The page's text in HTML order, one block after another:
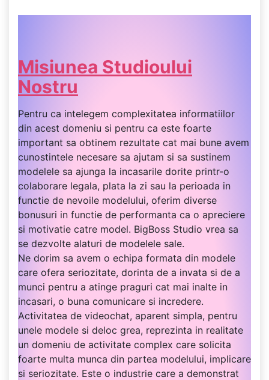
Misiunea Studioului
Nostru
Pentru ca intelegem complexitatea informatiilor
din acest domeniu si pentru ca este foarte
important sa obtinem rezultate cat mai bune avem
cunostintele necesare sa ajutam si sa sustinem
modelele sa ajunga la incasarile dorite printr-o
colaborare legala, plata la zi sau la perioada in
functie de nevoile modelului, oferim diverse
bonusuri in functie de performanta ca o apreciere
si motivatie catre model. BigBoss Studio vrea sa
se dezvolte alaturi de modelele sale.
Ne dorim sa avem o echipa formata din modele
care ofera seriozitate, dorinta de a invata si de a
munci pentru a atinge praguri cat mai inalte in
incasari, o buna comunicare si incredere.
Activitatea de videochat, aparent simpla, pentru
unele modele si deloc grea, reprezinta in realitate
un domeniu de activitate complex care solicita
foarte multa munca din partea modelului, implicare
si seriozitate. Este o industrie care a demonstrat